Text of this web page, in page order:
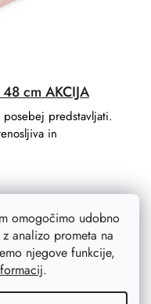
omogočimo udobno
analizo prometa na
njegove funkcije,
.
cm AKCIJA
predstavljati.
in